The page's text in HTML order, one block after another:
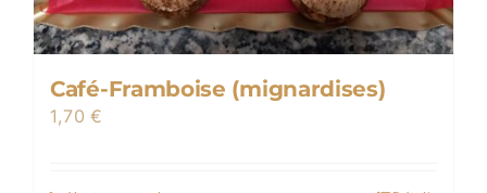
Café-Framboise (mignardises)
1,70€